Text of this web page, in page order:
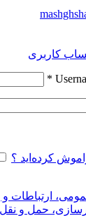
کاربری
*
کرده‌اید ؟
ارتباطات و
حمل و